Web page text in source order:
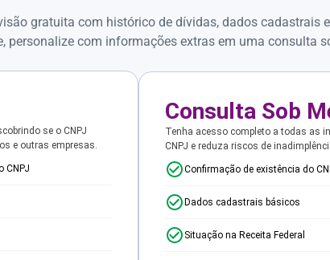
gratuita com histórico de dívidas, dados cadastrais
personalize com informações extras em uma consulta
se o CNPJ
e outras empresas.
CNPJ
Consulta Sob
Tenha acesso completo a todas as
CNPJ e reduza riscos de
Confirmação de existência do
Dados cadastrais básicos
Situação na Receita Federal